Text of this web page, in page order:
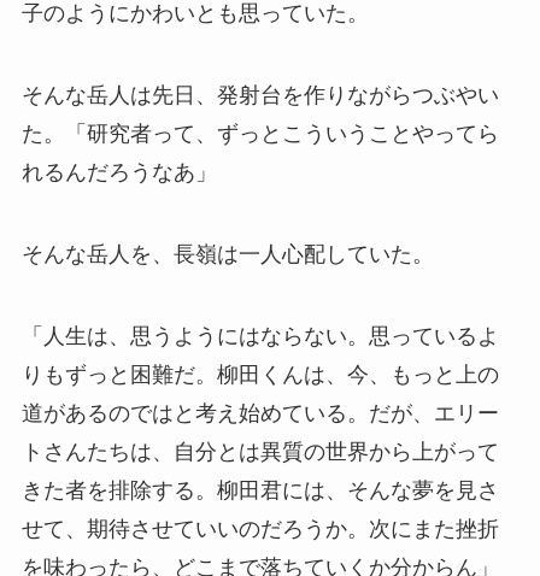
子のようにかわいとも思っていた。
そんな岳人は先日、発射台を作りながらつぶやい
た。「研究者って、ずっとこういうことやってら
れるんだろうなあ」
そんな岳人を、長嶺は一人心配していた。
「人生は、思うようにはならない。思っているよ
りもずっと困難だ。柳田くんは、今、もっと上の
道があるのではと考え始めている。だが、エリー
トさんたちは、自分とは異質の世界から上がって
きた者を排除する。柳田君には、そんな夢を見さ
せて、期待させていいのだろうか。次にまた挫折
を味わったら、どこまで落ちていくか分からん」